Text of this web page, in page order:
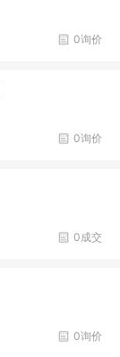
0询价
0询价
0成交
0询价